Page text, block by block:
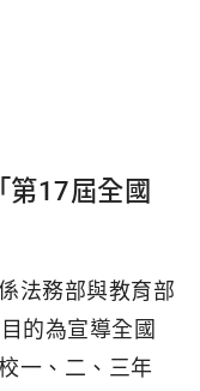
第17屆全國
法務部與教育部
的為宣導全國
一、二、三年